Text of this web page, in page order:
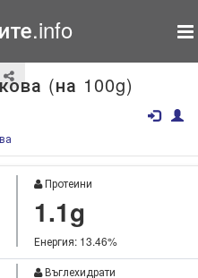
(на 100g)
Протеини
1.1g
Енергия: 13.46%
Въглехидрати